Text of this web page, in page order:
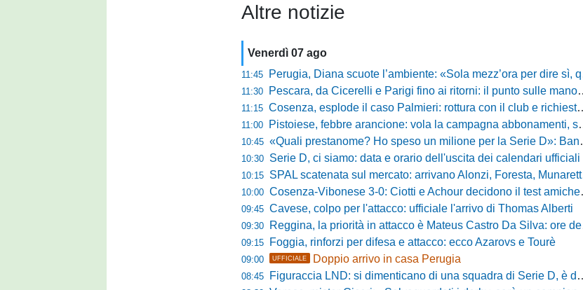
Altre notizie
Venerdì 07 ago
11:45 Perugia, Diana scuote l’ambiente: «Sola mezz’ora per dire sì, qui per costruire una squadra da livello»
11:30 Pescara, da Cicerelli e Parigi fino ai ritorni: il punto sulle manovre del Delfino
11:15 Cosenza, esplode il caso Palmieri: rottura con il club e richiesta di cessione
11:00 Pistoiese, febbre arancione: vola la campagna abbonamenti, superata quota 750 tessere
10:45 «Quali prestanome? Ho speso un milione per la Serie D»: Bandecchi rompe il silenzio sul futuro della Ternana
10:30 Serie D, ci siamo: data e orario dell'uscita dei calendari ufficiali
10:15 SPAL scatenata sul mercato: arrivano Alonzi, Foresta, Munaretto e Tobia
10:00 Cosenza-Vibonese 3-0: Ciotti e Achour decidono il test amichevole di Lorica
09:45 Cavese, colpo per l'attacco: ufficiale l'arrivo di Thomas Alberti
09:30 Reggina, la priorità in attacco è Mateus Castro Da Silva: ore decisive per la fumata bianca
09:15 Foggia, rinforzi per difesa e attacco: ecco Azarovs e Tourè
09:00 UFFICIALE Doppio arrivo in casa Perugia
08:45 Figuraccia LND: si dimenticano di una squadra di Serie D, è da rifare il programma Coppa Italia